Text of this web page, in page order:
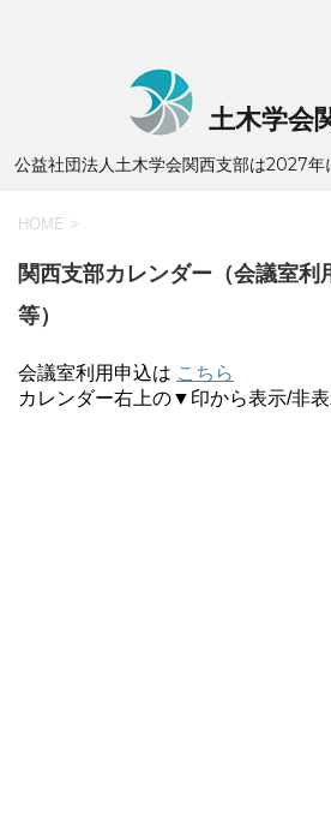
土木学会
公益社団法人土木学会関西支部は2027
HOME >
関西支部カレンダー（会議室利
等）
会議室利用申込は こちら
カレンダー右上の▼印から表示/非